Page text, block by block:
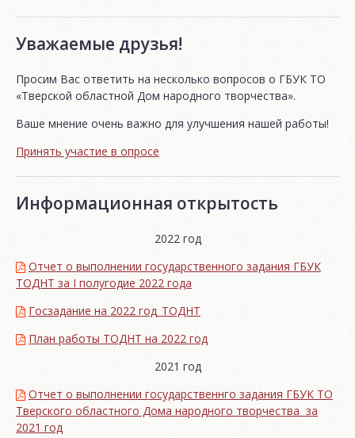
Уважаемые друзья!
Просим Вас ответить на несколько вопросов о ГБУК ТО
«Тверской областной Дом народного творчества».
Ваше мнение очень важно для улучшения нашей работы!
Принять участие в опросе
Информационная открытость
2022 год
Отчет о выполнении государственного задания ГБУК
ТОДНТ за I полугодие 2022 года
Госзадание на 2022 год_ТОДНТ
План работы ТОДНТ на 2022 год
2021 год
Отчет о выполнении государственнго задания ГБУК ТО
Тверского областного Дома народного творчества за
2021 год